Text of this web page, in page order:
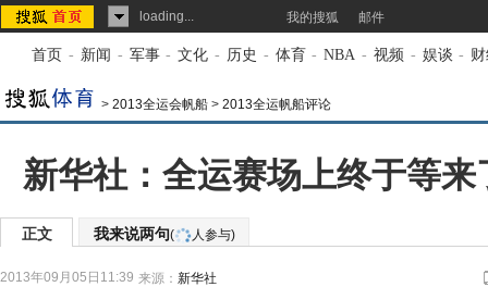
loading... 我的搜狐 邮件
首页 - 新闻 - 军事 - 文化 - 历史 - 体育 - NBA - 视频 - 娱谈 -
> 2013全运会帆船 > 2013全运帆船评论
新华社：全运赛场上终于等
正文 我来说两句( 人参与)
2013年09月05日11:39 来源： 新华社